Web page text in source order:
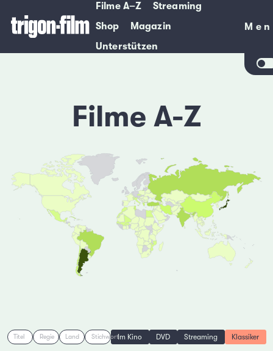
Filme A–Z
Streaming
Shop
Magazin
Unterstützen
Filme A-Z
Titel Regie Land StichwortIm Kino DVD Streaming Klassiker